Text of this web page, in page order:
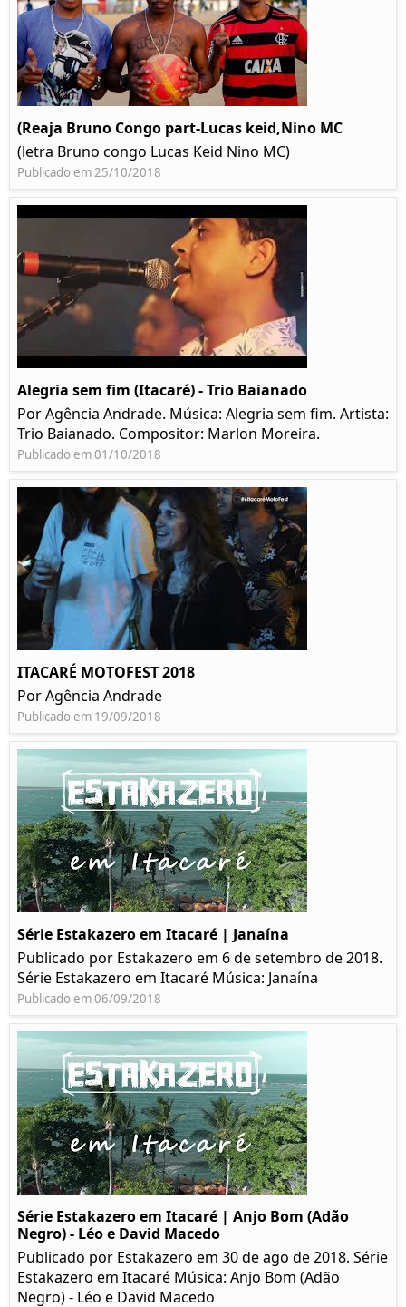
(Reaja Bruno Congo part-Lucas keid,Nino MC
(letra Bruno congo Lucas Keid Nino MC)
Publicado em 25/10/2018
Alegria sem fim (Itacaré) - Trio Baianado
Por Agência Andrade. Música: Alegria sem fim. Artista:
Trio Baianado. Compositor: Marlon Moreira.
Publicado em 01/10/2018
ITACARÉ MOTOFEST 2018
Por Agência Andrade
Publicado em 19/09/2018
Série Estakazero em Itacaré | Janaína
Publicado por Estakazero em 6 de setembro de 2018.
Série Estakazero em Itacaré Música: Janaína
Publicado em 06/09/2018
Série Estakazero em Itacaré | Anjo Bom (Adão
Negro) - Léo e David Macedo
Publicado por Estakazero em 30 de ago de 2018. Série
Estakazero em Itacaré Música: Anjo Bom (Adão
Negro) - Léo e David Macedo